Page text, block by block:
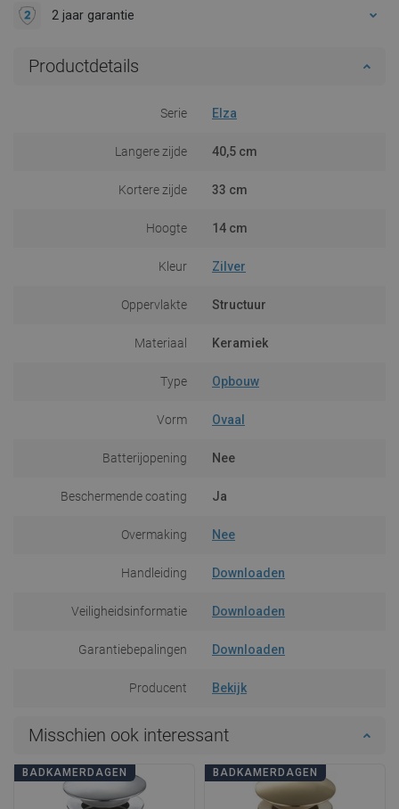
2 jaar garantie
Productdetails
Serie Elza
Langere zijde 40,5 cm
Kortere zijde 33 cm
Hoogte 14 cm
Kleur Zilver
Oppervlakte Structuur
Materiaal Keramiek
Type Opbouw
Vorm Ovaal
Batterijopening Nee
Beschermende coating Ja
Overmaking Nee
Handleiding Downloaden
Veiligheidsinformatie Downloaden
Garantiebepalingen Downloaden
Producent Bekijk
Misschien ook interessant
BADKAMERDAGEN BADKAMERDAGEN